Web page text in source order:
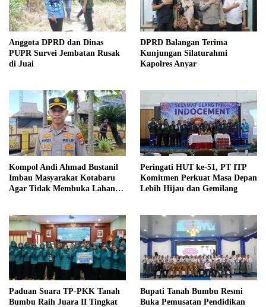
Anggota DPRD dan Dinas
PUPR Survei Jembatan Rusak
di Juai
DPRD Balangan Terima
Kunjungan Silaturahmi
Kapolres Anyar
Kompol Andi Ahmad Bustanil
Imbau Masyarakat Kotabaru
Agar Tidak Membuka Lahan
Peringati HUT ke-51, PT ITP
Komitmen Perkuat Masa Depan
Lebih Hijau dan Gemilang
Paduan Suara TP-PKK Tanah
Bumbu Raih Juara II Tingkat
Bupati Tanah Bumbu Resmi
Buka Pemusatan Pendidikan